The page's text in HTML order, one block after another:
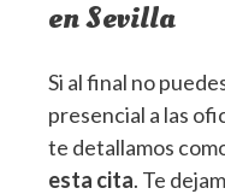
en Sevilla
Si al final no
presencial a las
te detallamos
esta cita. Te